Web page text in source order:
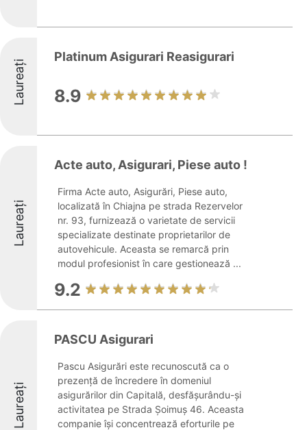
Laureați
Platinum Asigurari Reasigurari
8.9
Laureați
Acte auto, Asigurari, Piese auto !
Firma Acte auto, Asigurări, Piese auto,
localizată în Chiajna pe strada Rezervelor
nr. 93, furnizează o varietate de servicii
specializate destinate proprietarilor de
autovehicule. Aceasta se remarcă prin
modul profesionist în care gestionează ...
9.2
Laureați
PASCU Asigurari
Pascu Asigurări este recunoscută ca o
prezență de încredere în domeniul
asigurărilor din Capitală, desfășurându-și
activitatea pe Strada Șoimuș 46. Aceasta
companie își concentrează eforturile pe